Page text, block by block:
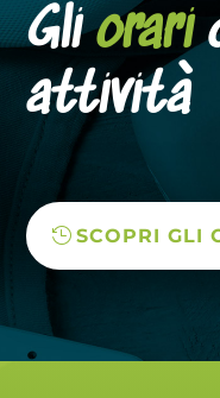
Gliorari
attività
SCOPRI GLI